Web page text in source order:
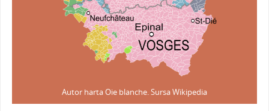
Autor harta Oie blanche. Sursa Wikipedia